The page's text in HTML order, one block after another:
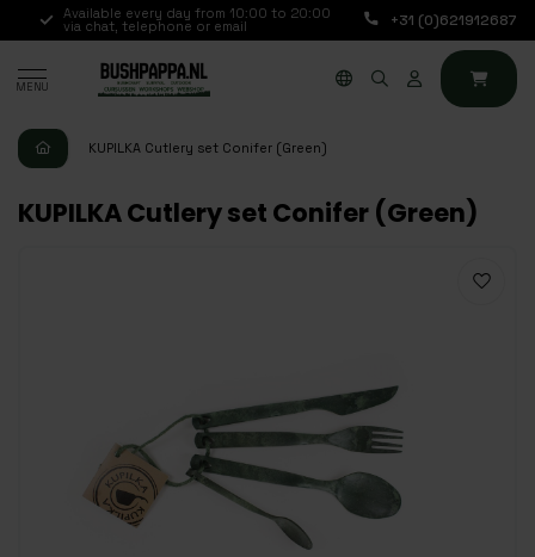
Available every day from 10:00 to 20:00
via chat, telephone or email +31 (0)621912687
MENU
KUPILKA Cutlery set Conifer (Green)
KUPILKA Cutlery set Conifer (Green)